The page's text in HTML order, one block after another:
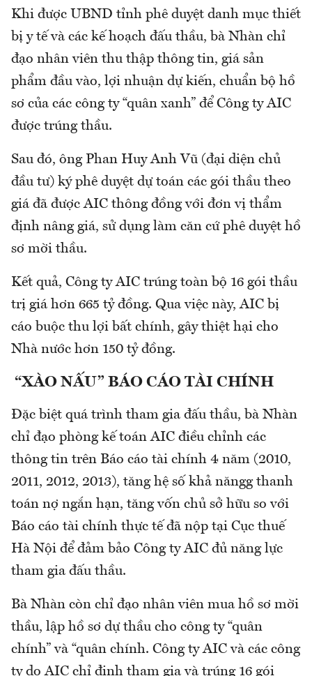
Khi được UBND tỉnh phê duyệt danh mục thiết
bị y tế và các kế hoạch đấu thầu, bà Nhàn chỉ
đạo nhân viên thu thập thông tin, giá sản
phẩm đầu vào, lợi nhuận dự kiến, chuẩn bộ hồ
sơ của các công ty “quân xanh” để Công ty AIC
được trúng thầu.
Sau đó, ông Phan Huy Anh Vũ (đại diện chủ
đầu tư) ký phê duyệt dự toán các gói thầu theo
giá đã được AIC thông đồng với đơn vị thẩm
định nâng giá, sử dụng làm căn cứ phê duyệt hồ
sơ mời thầu.
Kết quả, Công ty AIC trúng toàn bộ 16 gói thầu
trị giá hơn 665 tỷ đồng. Qua việc này, AIC bị
cáo buộc thu lợi bất chính, gây thiệt hại cho
Nhà nước hơn 150 tỷ đồng.
“XÀO NẤU” BÁO CÁO TÀI CHÍNH
Đặc biệt quá trình tham gia đấu thầu, bà Nhàn
chỉ đạo phòng kế toán AIC điều chỉnh các
thông tin trên Báo cáo tài chính 4 năm (2010,
2011, 2012, 2013), tăng hệ số khả năngg thanh
toán nợ ngắn hạn, tăng vốn chủ sở hữu so với
Báo cáo tài chính thực tế đã nộp tại Cục thuế
Hà Nội để đảm bảo Công ty AIC đủ năng lực
tham gia đấu thầu.
Bà Nhàn còn chỉ đạo nhân viên mua hồ sơ mời
thầu, lập hồ sơ dự thầu cho công ty “quân
chính” và “quân chính. Công ty AIC và các công
ty do AIC chỉ định tham gia và trúng 16 gói